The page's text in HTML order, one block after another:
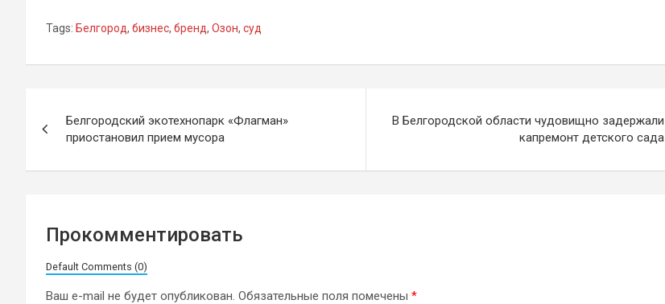
Tags: Белгород, бизнес, бренд, Озон, суд
по
записям
Белгородский экотехнопарк «Флагман»
приостановил прием мусора
В Белгородской области чудовищно задержали
капремонт детского сада
Прокомментировать
Default Comments (0)
Ваш e-mail не будет опубликован. Обязательные поля помечены *